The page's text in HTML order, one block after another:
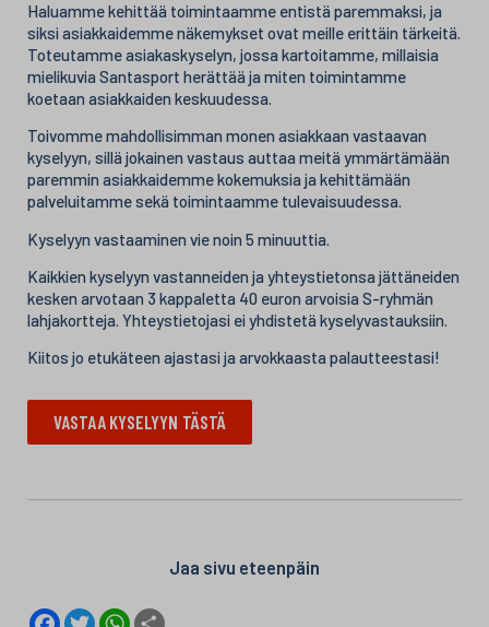
Haluamme kehittää toimintaamme entistä paremmaksi, ja
siksi asiakkaidemme näkemykset ovat meille erittäin tärkeitä.
Toteutamme asiakaskyselyn, jossa kartoitamme, millaisia
mielikuvia Santasport herättää ja miten toimintamme
koetaan asiakkaiden keskuudessa.
Toivomme mahdollisimman monen asiakkaan vastaavan
kyselyyn, sillä jokainen vastaus auttaa meitä ymmärtämään
paremmin asiakkaidemme kokemuksia ja kehittämään
palveluitamme sekä toimintaamme tulevaisuudessa.
Kyselyyn vastaaminen vie noin 5 minuuttia.
Kaikkien kyselyyn vastanneiden ja yhteystietonsa jättäneiden
kesken arvotaan 3 kappaletta 40 euron arvoisia S-ryhmän
lahjakortteja. Yhteystietojasi ei yhdistetä kyselyvastauksiin.
Kiitos jo etukäteen ajastasi ja arvokkaasta palautteestasi!
VASTAA KYSELYYN TÄSTÄ
Jaa sivu eteenpäin
F
T
W